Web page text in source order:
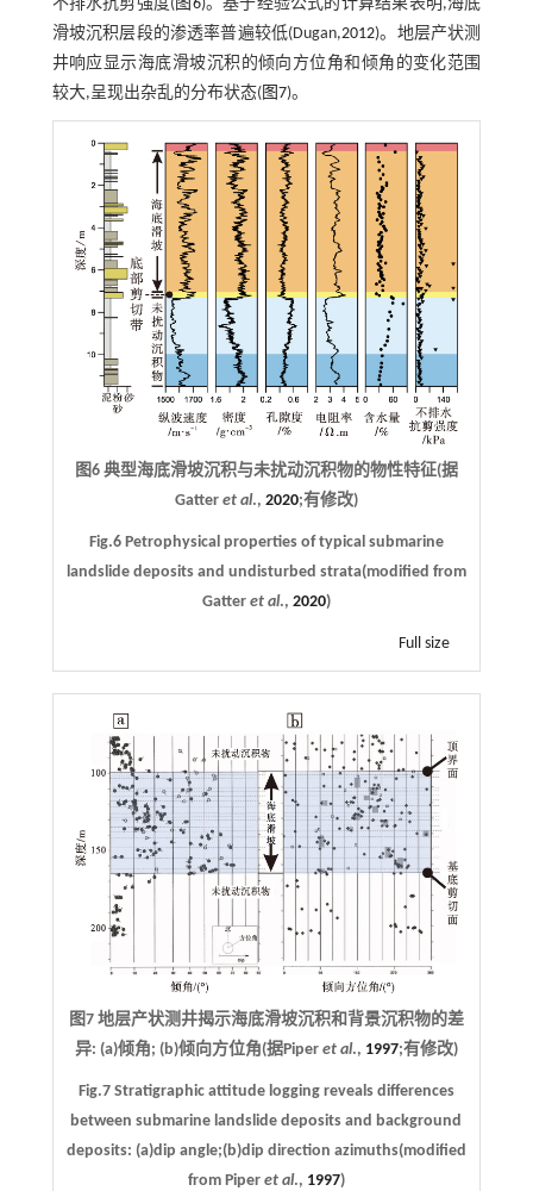
不排水抗剪强度( 图6)。基于经验公式的计算结果表明,海底
滑坡沉积层段的渗透率普遍较低(Dugan,2012)。地层产状测
井响应显示海底滑坡沉积的倾向方位角和倾角的变化范围
较大,呈现出杂乱的分布状态( 图7)。
图6 典型海底滑坡沉积与未扰动沉积物的物性特征(据
Gatter et al., 2020;有修改)
Fig.6 Petrophysical properties of typical submarine
landslide deposits and undisturbed strata(modified from
Gatter et al., 2020)
Full size
图7 地层产状测井揭示海底滑坡沉积和背景沉积物的差
异: (a)倾角; (b)倾向方位角(据Piper et al., 1997;有修改)
Fig.7 Stratigraphic attitude logging reveals differences
between submarine landslide deposits and background
deposits: (a)dip angle;(b)dip direction azimuths(modified
from Piper et al., 1997)